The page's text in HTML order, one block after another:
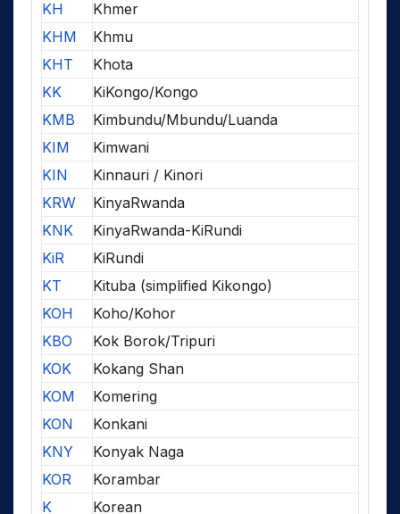
KH
Khmer
KHM
Khmu
KHT
Khota
KK
KiKongo/Kongo
KMB
Kimbundu/Mbundu/Luanda
KIM
Kimwani
KIN
Kinnauri / Kinori
KRW
KinyaRwanda
KNK
KinyaRwanda-KiRundi
KiR
KiRundi
KT
Kituba (simplified Kikongo)
KOH
Koho/Kohor
KBO
Kok Borok/Tripuri
KOK
Kokang Shan
KOM
Komering
KON
Konkani
KNY
Konyak Naga
KOR
Korambar
K
Korean